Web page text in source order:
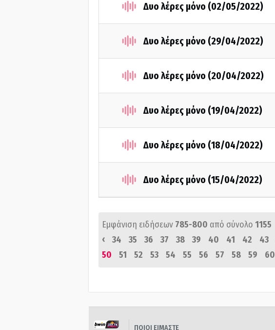
Δυο λέρες μόνο (02/05/2022)
Δυο λέρες μόνο (29/04/2022)
Δυο λέρες μόνο (20/04/2022)
Δυο λέρες μόνο (19/04/2022)
Δυο λέρες μόνο (18/04/2022)
Δυο λέρες μόνο (15/04/2022)
Εμφάνιση ειδήσεων 785-800 από σύνολο 1155
‹
34 35 36 37 38 39 40 41 42 43
50
51 52 53 54 55 56 57 58 59 60
ΠΟΙΟΙ ΕΙΜΑΣΤΕ